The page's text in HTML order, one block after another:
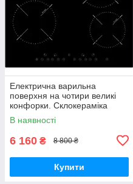
Електрична варильна
поверхня на чотири великі
конфорки. Склокераміка
Luxor EPH 640 DL Німеччина.
В наявності
6 160 ₴ 8 800 ₴
Купити